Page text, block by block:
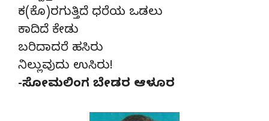
ಕ(ಕೊ)ರಗುತ್ತಿದೆ ಧರೆಯ ಒಡಲು
ಕಾದಿದೆ ಕೇಡು
ಬರಿದಾದರೆ ಹಸಿರು
ನಿಲ್ಲುವುದು ಉಸಿರು!
-ಸೋಮಲಿಂಗ ಬೇಡರ ಆಳೂರ